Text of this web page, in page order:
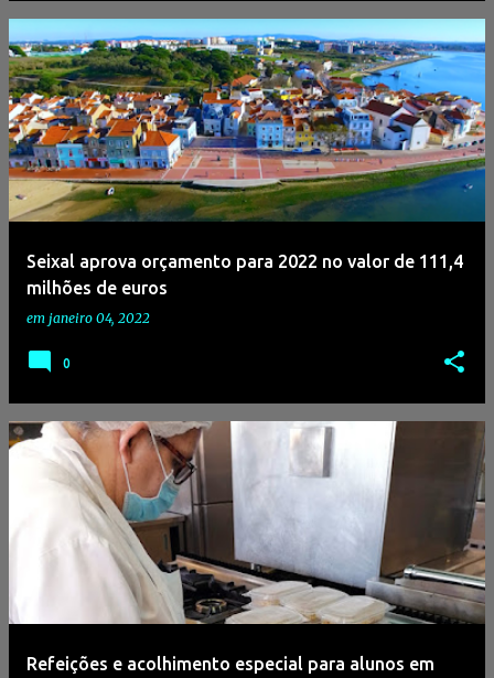
Seixal aprova orçamento para 2022 no valor de 111,4
milhões de euros
em janeiro 04, 2022
0
Refeições e acolhimento especial para alunos em